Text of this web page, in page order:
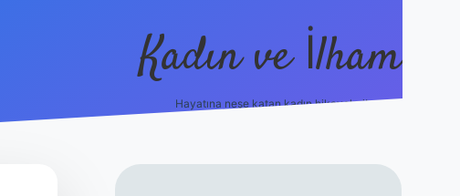
Kadın ve İlham
Hayatına neşe katan kadın hikayeleri!
hiltonbet https://